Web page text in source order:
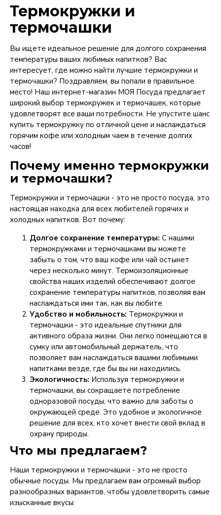
Термокружки и
термочашки
Вы ищете идеальное решение для долгого сохранения
температуры ваших любимых напитков? Вас
интересует, где можно найти лучшие термокружки и
термочашки? Поздравляем, вы попали в правильное
место! Наш интернет-магазин МОЯ Посуда предлагает
широкий выбор термокружек и термочашек, которые
удовлетворят все ваши потребности. Не упустите шанс
купить термокружку по отличной цене и наслаждаться
горячим кофе или холодным чаем в течение долгих
часов!
Почему именно термокружки
и термочашки?
Термокружки и термочашки - это не просто посуда, это
настоящая находка для всех любителей горячих и
холодных напитков. Вот почему:
Долгое сохранение температуры: С нашими
термокружками и термочашками вы можете
забыть о том, что ваш кофе или чай остынет
через несколько минут. Термоизоляционные
свойства наших изделий обеспечивают долгое
сохранение температуры напитков, позволяя вам
наслаждаться ими так, как вы любите.
Удобство и мобильность: Термокружки и
термочашки - это идеальные спутники для
активного образа жизни. Они легко помещаются в
сумку или автомобильный держатель, что
позволяет вам наслаждаться вашими любимыми
напитками везде, где бы вы ни находились.
Экологичность: Используя термокружки и
термочашки, вы сокращаете потребление
одноразовой посуды, что важно для заботы о
окружающей среде. Это удобное и экологичное
решение для всех, кто хочет внести свой вклад в
охрану природы.
Что мы предлагаем?
Наши термокружки и термочашки - это не просто
обычные посуды. Мы предлагаем вам огромный выбор
разнообразных вариантов, чтобы удовлетворить самые
изысканные вкусы: